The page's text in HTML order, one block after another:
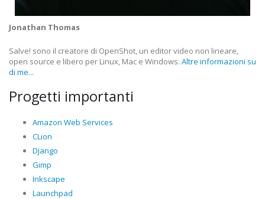
Jonathan Thomas
Salve! sono il creatore di OpenShot, un editor video non lineare,
open source e libero per Linux, Mac e Windows. Altre informazioni su
di me...
Progetti importanti
Amazon Web Services
CLion
Django
Gimp
Inkscape
Launchpad